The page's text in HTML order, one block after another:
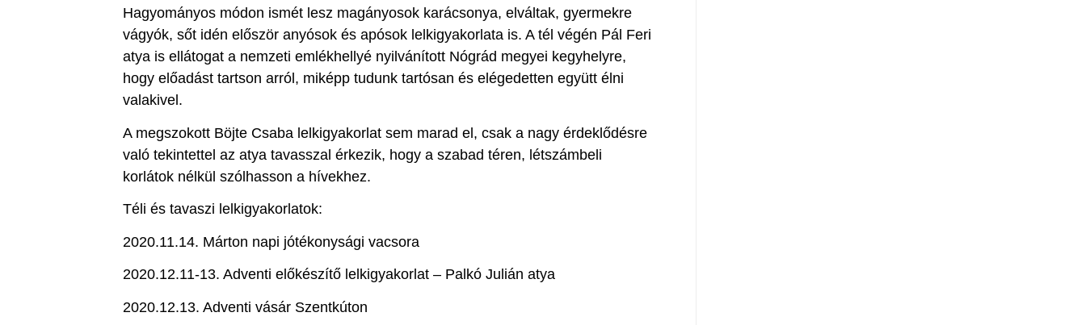
Hagyományos módon ismét lesz magányosok karácsonya, elváltak, gyermekre
vágyók, sőt idén először anyósok és apósok lelkigyakorlata is. A tél végén Pál Feri
atya is ellátogat a nemzeti emlékhellyé nyilvánított Nógrád megyei kegyhelyre,
hogy előadást tartson arról, miképp tudunk tartósan és elégedetten együtt élni
valakivel.
A megszokott Böjte Csaba lelkigyakorlat sem marad el, csak a nagy érdeklődésre
való tekintettel az atya tavasszal érkezik, hogy a szabad téren, létszámbeli
korlátok nélkül szólhasson a hívekhez.
Téli és tavaszi lelkigyakorlatok:
2020.11.14. Márton napi jótékonysági vacsora
2020.12.11-13. Adventi előkészítő lelkigyakorlat – Palkó Julián atya
2020.12.13. Adventi vásár Szentkúton